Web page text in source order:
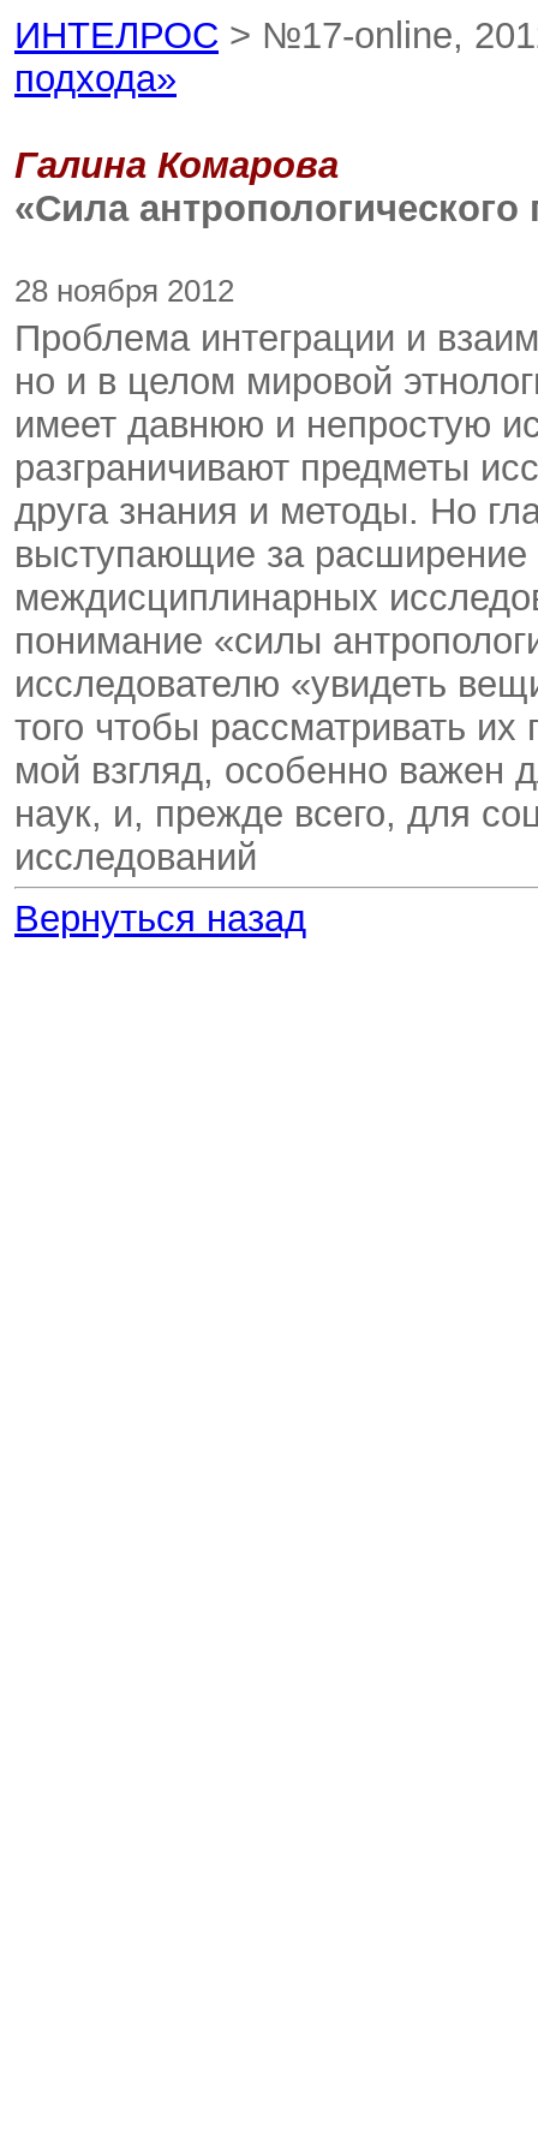
ИНТЕЛРОС > №17-online,
подхода»
Галина Комарова
«Сила антропологического
28 ноября 2012
Проблема интеграции и
но и в целом мировой
имеет давнюю и непростую
разграничивают предметы
друга знания и методы. Но
выступающие за расширение
междисциплинарных
понимание «силы
исследователю «увидеть
того чтобы рассматривать
мой взгляд, особенно важен
наук, и, прежде всего, для
исследований
Вернуться назад